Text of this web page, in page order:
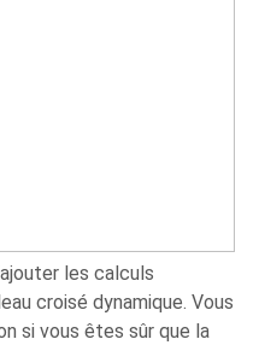
les calculs
croisé dynamique. Vous
si vous êtes sûr que la